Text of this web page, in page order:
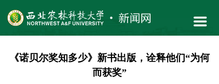
《诺贝尔奖知多少》新书出版，诠释他们“为何
而获奖”